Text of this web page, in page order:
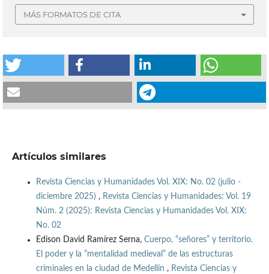
MÁS FORMATOS DE CITA
Artículos similares
Revista Ciencias y Humanidades Vol. XIX: No. 02 (julio -
diciembre 2025) , Revista Ciencias y Humanidades: Vol. 19
Núm. 2 (2025): Revista Ciencias y Humanidades Vol. XIX:
No. 02
Edison David Ramírez Serna, Cuerpo, “señores” y territorio.
El poder y la “mentalidad medieval” de las estructuras
criminales en la ciudad de Medellín , Revista Ciencias y